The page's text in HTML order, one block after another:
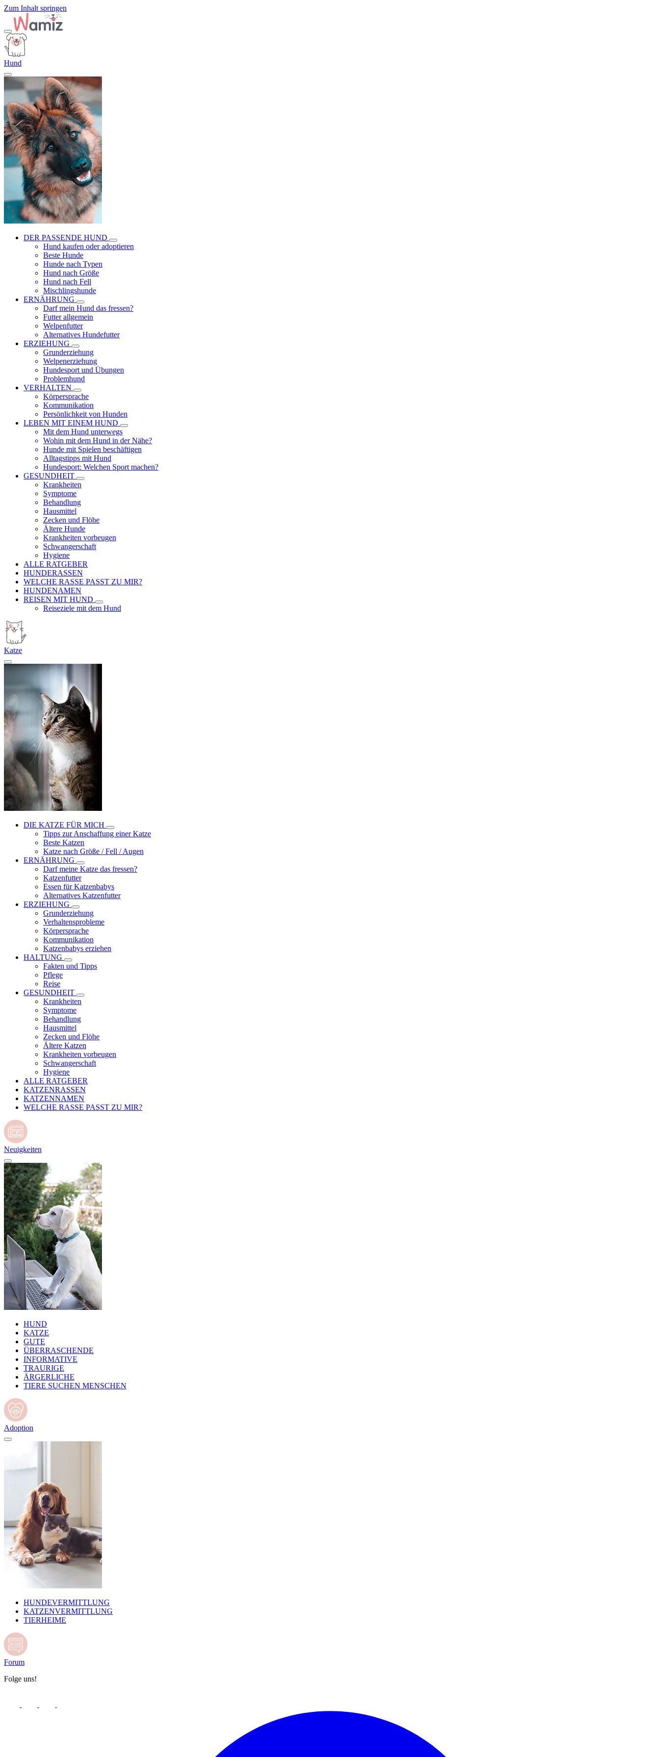
Zum Inhalt springen
Hund
DER PASSENDE HUND
Hund kaufen oder adoptieren
Beste Hunde
Hunde nach Typen
Hund nach Größe
Hund nach Fell
Mischlingshunde
ERNÄHRUNG
Darf mein Hund das fressen?
Futter allgemein
Welpenfutter
Alternatives Hundefutter
ERZIEHUNG
Grunderziehung
Welpenerziehung
Hundesport und Übungen
Problemhund
VERHALTEN
Körpersprache
Kommunikation
Persönlichkeit von Hunden
LEBEN MIT EINEM HUND
Mit dem Hund unterwegs
Wohin mit dem Hund in der Nähe?
Hunde mit Spielen beschäftigen
Alltagstipps mit Hund
Hundesport: Welchen Sport machen?
GESUNDHEIT
Krankheiten
Symptome
Behandlung
Hausmittel
Zecken und Flöhe
Ältere Hunde
Krankheiten vorbeugen
Schwangerschaft
Hygiene
ALLE RATGEBER
HUNDERASSEN
WELCHE RASSE PASST ZU MIR?
HUNDENAMEN
REISEN MIT HUND
Reiseziele mit dem Hund
Katze
DIE KATZE FÜR MICH
Tipps zur Anschaffung einer Katze
Beste Katzen
Katze nach Größe / Fell / Augen
ERNÄHRUNG
Darf meine Katze das fressen?
Katzenfutter
Essen für Katzenbabys
Alternatives Katzenfutter
ERZIEHUNG
Grunderziehung
Verhaltensprobleme
Körpersprache
Kommunikation
Katzenbabys erziehen
HALTUNG
Fakten und Tipps
Pflege
Reise
GESUNDHEIT
Krankheiten
Symptome
Behandlung
Hausmittel
Zecken und Flöhe
Ältere Katzen
Krankheiten vorbeugen
Schwangerschaft
Hygiene
ALLE RATGEBER
KATZENRASSEN
KATZENNAMEN
WELCHE RASSE PASST ZU MIR?
Neuigkeiten
HUND
KATZE
GUTE
ÜBERRASCHENDE
INFORMATIVE
TRAURIGE
ÄRGERLICHE
TIERE SUCHEN MENSCHEN
Adoption
HUNDEVERMITTLUNG
KATZENVERMITTLUNG
TIERHEIME
Forum
Folge uns!